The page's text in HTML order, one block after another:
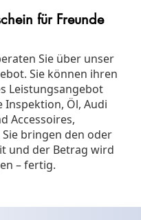
für Freunde
Sie über unser
Sie können ihren
Leistungsangebot
Inspektion, Öl, Audi
Accessoires,
bringen den oder
und der Betrag wird
– fertig.